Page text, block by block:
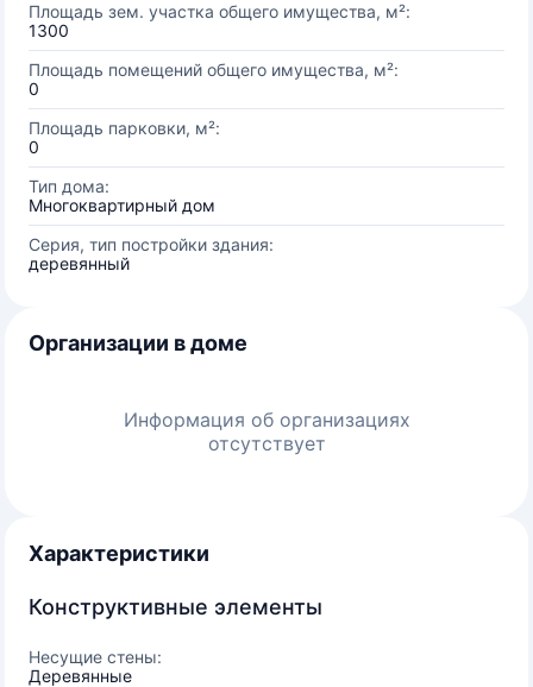
Площадь зем. участка общего имущества, м²:
1300
Площадь помещений общего имущества, м²:
0
Площадь парковки, м²:
0
Тип дома:
Многоквартирный дом
Серия, тип постройки здания:
деревянный
Организации в доме
Информация об организациях
отсутствует
Характеристики
Конструктивные элементы
Несущие стены:
Деревянные